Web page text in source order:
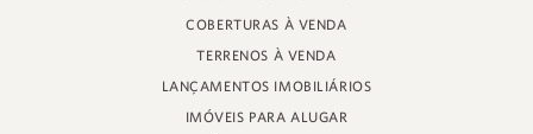
CRECI 11161
COBERTURAS À VENDA
TERRENOS À VENDA
LANÇAMENTOS IMOBILIÁRIOS
IMÓVEIS PARA ALUGAR